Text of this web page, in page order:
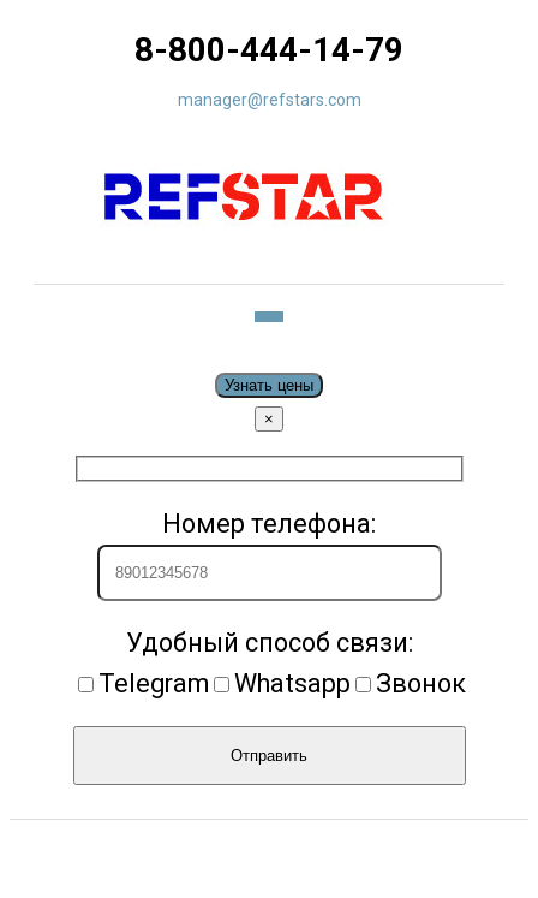
8-800-444-14-79
manager@refstars.com
Узнать цены
×
Номер телефона:
Удобный способ связи:
Telegram
Whatsapp Звонок